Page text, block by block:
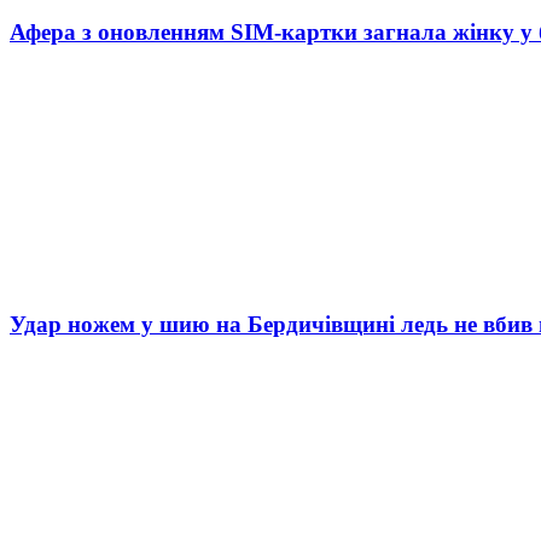
Афера з оновленням SIM-картки загнала жінку у
Удар ножем у шию на Бердичівщині ледь не вбив